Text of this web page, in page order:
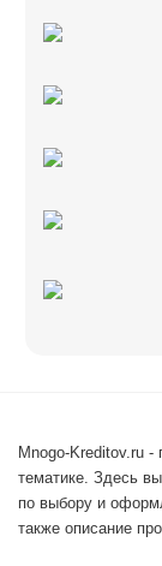
Mnogo-Kreditov.ru
тематике. Здесь
по выбору и
также описание